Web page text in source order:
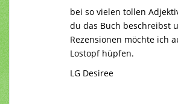
bei so vielen tollen
du das Buch beschreibst
Rezensionen möchte ich
Lostopf hüpfen.
LG Desiree